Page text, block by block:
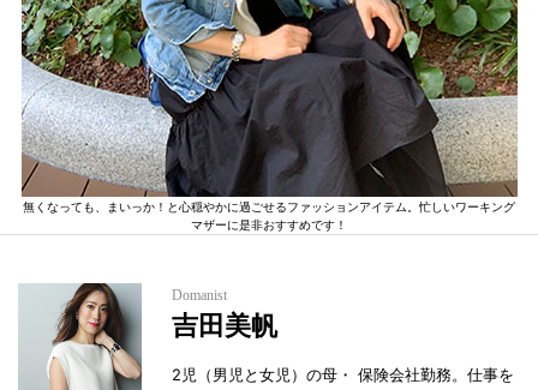
無くなっても、まいっか！と心穏やかに過ごせるファッションアイテム。忙しいワーキング
マザーに是非おすすめです！
Domanist
吉田美帆
2児（男児と女児）の母・ 保険会社勤務。仕事を